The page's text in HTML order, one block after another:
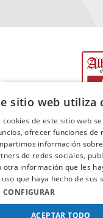
sitio web utiliza
cookies de este sitio web
ofrecer funciones de
información
de redes sociales,
otra información que les
que haya hecho de sus
CONFIGURAR
ACEPTAR TODO